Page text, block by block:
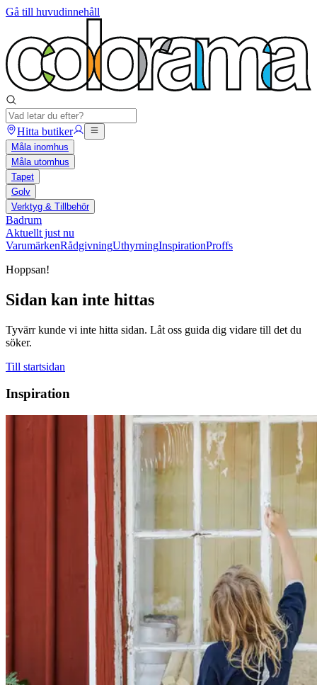
Gå till huvudinnehåll
Hitta butiker
Måla inomhus
Måla utomhus
Tapet
Golv
Verktyg & Tillbehör
Badrum
Aktuellt just nu
VarumärkenRådgivningUthyrningInspirationProffs
Hoppsan!
Sidan kan inte hittas
Tyvärr kunde vi inte hitta sidan. Låt oss guida dig vidare till det du
söker.
Till startsidan
Inspiration